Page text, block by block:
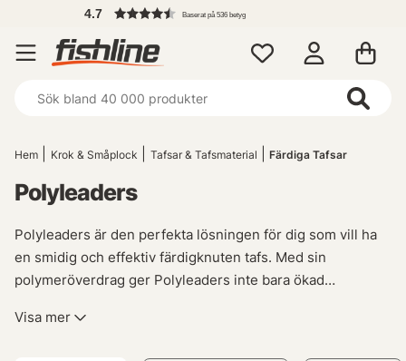
4.7 Baserat på 536 betyg
Hem Krok & Småplock Tafsar & Tafsmaterial Färdiga Tafsar
Polyleaders
Polyleaders är den perfekta lösningen för dig som vill ha
en smidig och effektiv färdigknuten tafs. Med sin
polymeröverdrag ger Polyleaders inte bara ökad
till ditt bete.
Visa mer